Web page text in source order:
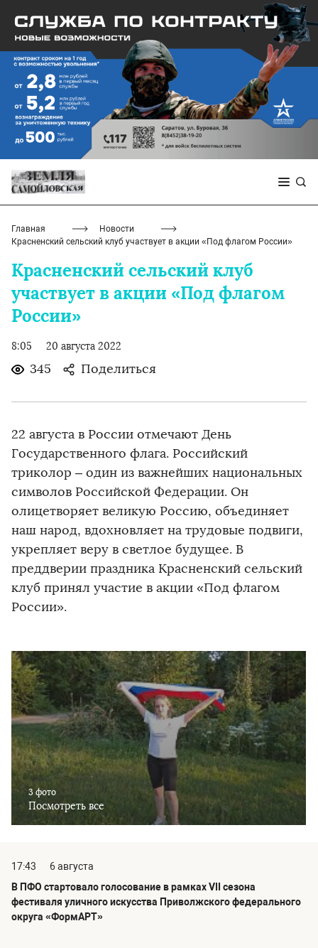
Главная
Новости
Красненский сельский клуб участвует в акции «Под флагом России»
Красненский сельский клуб
участвует в акции «Под флагом
России»
8:05 20 августа 2022
345 Поделиться
22 августа в России отмечают День
Государственного флага. Российский
триколор – один из важнейших национальных
символов Российской Федерации. Он
олицетворяет великую Россию, объединяет
наш народ, вдохновляет на трудовые подвиги,
укрепляет веру в светлое будущее. В
преддверии праздника Красненский сельский
клуб принял участие в акции «Под флагом
России».
3 фото
Посмотреть все
17:43
6 августа
В ПФО стартовало голосование в рамках VII сезона
фестиваля уличного искусства Приволжского федерального
округа «ФормАРТ»